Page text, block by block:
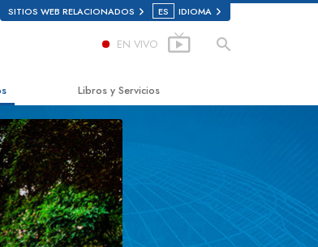
SITIOS WEB RELACIONADOS ES IDIOMA
EN VIVO
Libros y Servicios
Iniciales
Introductorias
Introductorias